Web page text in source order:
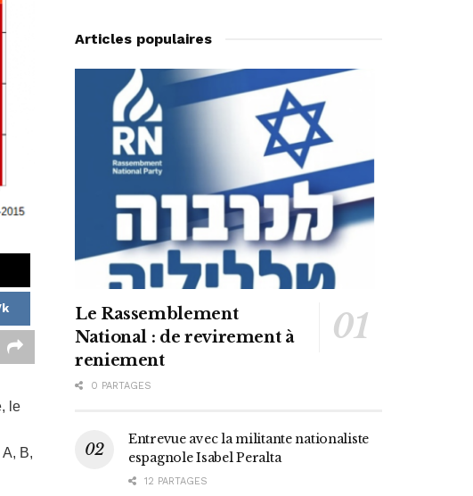
le
B,
Articles populaires
Le Rassemblement
National : de revirement à
reniement
0 PARTAGES
Entrevue avec la militante nationaliste
espagnole Isabel Peralta
12 PARTAGES